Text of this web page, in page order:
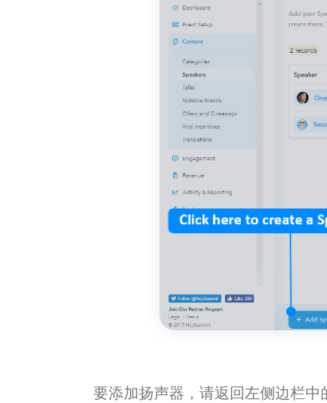
要添加扬声器，请返回左侧边栏